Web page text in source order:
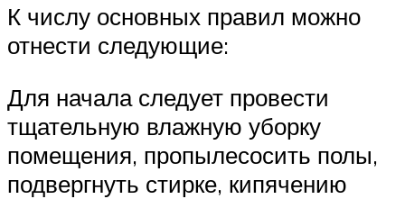
К числу основных правил можно
отнести следующие:
Для начала следует провести
тщательную влажную уборку
помещения, пропылесосить полы,
подвергнуть стирке, кипячению